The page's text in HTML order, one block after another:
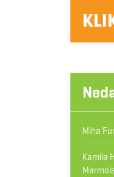
Miha
Kamila